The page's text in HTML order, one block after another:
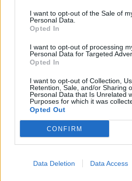
I want to opt-out of the Sale of
Personal Data.
Opted In
I want to opt-out of processing
Personal Data for Targeted
Opted In
I want to opt-out of Collection,
Retention, Sale, and/or Sharing
Personal Data that Is Unrelated
Purposes for which it was
Opted Out
CONFIRM
Data Deletion Data Access
λίγα λεπτά
οποιο
της η Αση
Το πραγματικό
Η απίστευτη
απόφαση της